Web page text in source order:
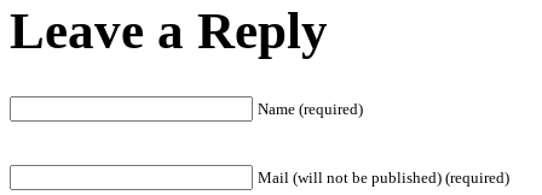
Leave a Reply
Name (required)
Mail (will not be published) (required)